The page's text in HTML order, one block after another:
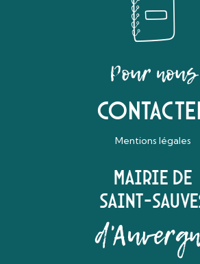
Pour nous
Mentions légales
Mairie de
Saint-